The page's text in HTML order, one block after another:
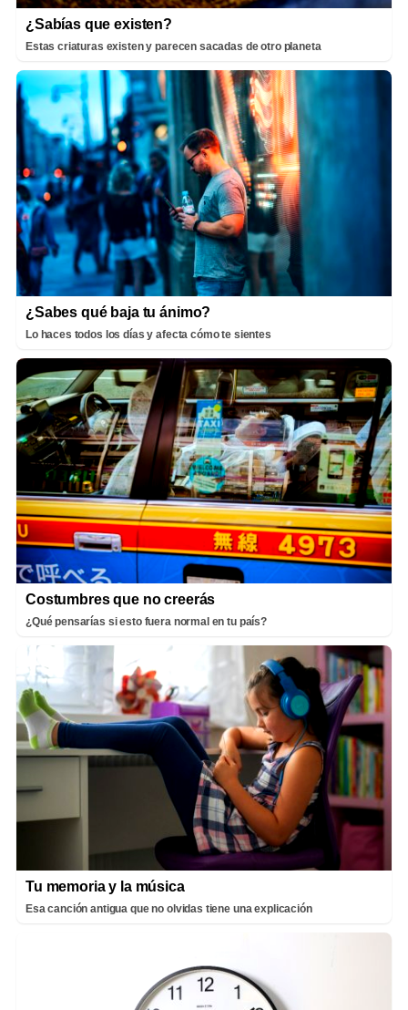
¿Sabías que existen?
Estas criaturas existen y parecen sacadas de otro planeta
¿Sabes qué baja tu ánimo?
Lo haces todos los días y afecta cómo te sientes
Costumbres que no creerás
¿Qué pensarías si esto fuera normal en tu país?
Tu memoria y la música
Esa canción antigua que no olvidas tiene una explicación